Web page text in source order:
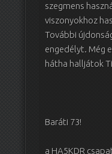
szegmens
viszonyokhoz
További
engedélyt. Még
hátha halljátok
Baráti 73!
a HA5KDR